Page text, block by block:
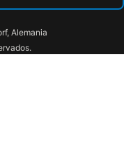
Alemania